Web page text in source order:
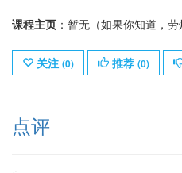
课程主页 ：暂无（如果你知道，劳
关注 (0) 推荐 (0)
点评